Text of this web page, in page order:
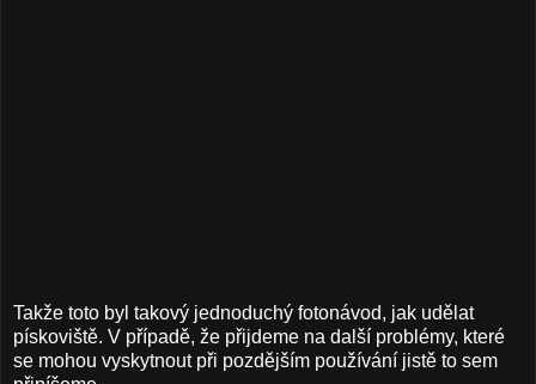
Takže toto byl takový jednoduchý fotonávod, jak udělat
pískoviště. V případě, že přijdeme na další problémy, které
se mohou vyskytnout při pozdějším používání jistě to sem